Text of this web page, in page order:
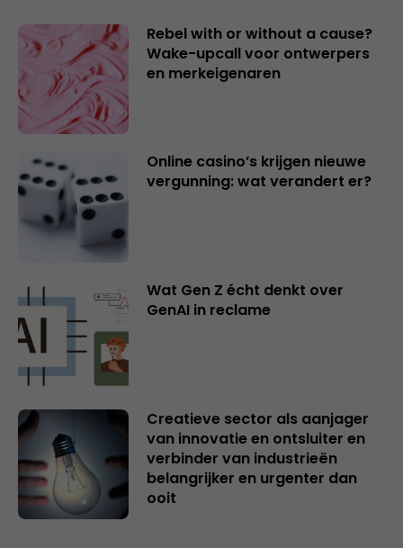
Rebel with or without a cause?
Wake-upcall voor ontwerpers
en merkeigenaren
Online casino’s krijgen nieuwe
vergunning: wat verandert er?
Wat Gen Z écht denkt over
GenAI in reclame
Creatieve sector als aanjager
van innovatie en ontsluiter en
verbinder van industrieën
belangrijker en urgenter dan
ooit